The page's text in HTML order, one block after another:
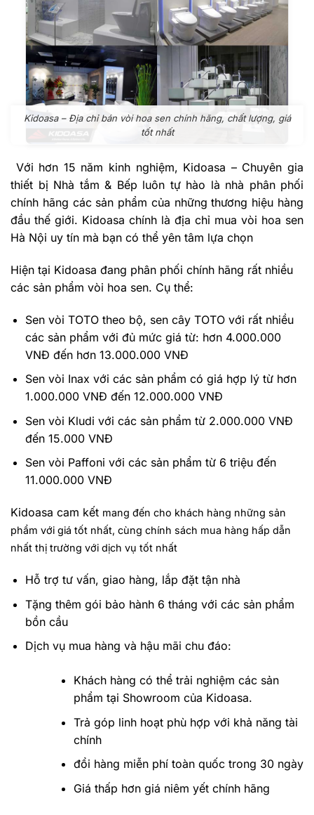
Kidoasa – Địa chỉ bán vòi hoa sen chính hãng, chất lượng, giá
tốt nhất
Với hơn 15 năm kinh nghiệm, Kidoasa – Chuyên gia
thiết bị Nhà tắm & Bếp luôn tự hào là nhà phân phối
chính hãng các sản phẩm của những thương hiệu hàng
đầu thế giới. Kidoasa chính là địa chỉ mua vòi hoa sen
Hà Nội uy tín mà bạn có thể yên tâm lựa chọn
Hiện tại Kidoasa đang phân phối chính hãng rất nhiều
các sản phẩm vòi hoa sen. Cụ thể:
Sen vòi TOTO theo bộ, sen cây TOTO với rất nhiều
các sản phẩm với đủ mức giá từ: hơn 4.000.000
VNĐ đến hơn 13.000.000 VNĐ
Sen vòi Inax với các sản phẩm có giá hợp lý từ hơn
1.000.000 VNĐ đến 12.000.000 VNĐ
Sen vòi Kludi với các sản phẩm từ 2.000.000 VNĐ
đến 15.000 VNĐ
Sen vòi Paffoni với các sản phẩm từ 6 triệu đến
11.000.000 VNĐ
Kidoasa cam kết mang đến cho khách hàng những sản
phẩm với giá tốt nhất, cùng chính sách mua hàng hấp dẫn
nhất thị trường với dịch vụ tốt nhất
Hỗ trợ tư vấn, giao hàng, lắp đặt tận nhà
Tặng thêm gói bảo hành 6 tháng với các sản phẩm
bồn cầu
Dịch vụ mua hàng và hậu mãi chu đáo:
Khách hàng có thể trải nghiệm các sản
phẩm tại Showroom của Kidoasa.
Trả góp linh hoạt phù hợp với khả năng tài
chính
đổi hàng miễn phí toàn quốc trong 30 ngày
Giá thấp hơn giá niêm yết chính hãng